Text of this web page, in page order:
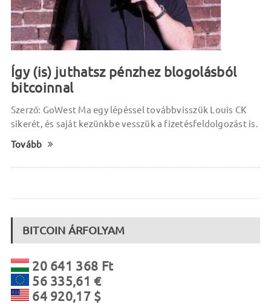
Így (is) juthatsz pénzhez blogolásból
bitcoinnal
Szerző: GoWest Ma egy lépéssel továbbvisszük Louis CK
sikerét, és saját kezünkbe vesszük a fizetésfeldolgozást is.
Tovább
BITCOIN ÁRFOLYAM
20 641 368 Ft
56 335,61 €
64 920,17 $